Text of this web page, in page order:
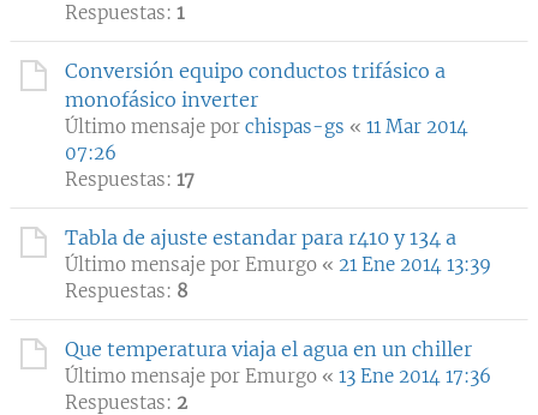
Respuestas: 1
Conversión equipo conductos trifásico a
monofásico inverter
Último mensaje por chispas-gs « 11 Mar 2014
07:26
Respuestas: 17
Tabla de ajuste estandar para r410 y 134 a
Último mensaje por Emurgo « 21 Ene 2014 13:39
Respuestas: 8
Que temperatura viaja el agua en un chiller
Último mensaje por Emurgo « 13 Ene 2014 17:36
Respuestas: 2